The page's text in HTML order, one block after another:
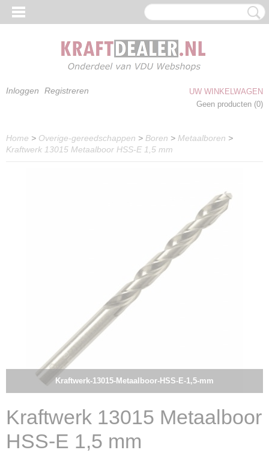
Inloggen Registreren
UW WINKELWAGEN
Geen producten (0)
Home > Overige-gereedschappen > Boren > Metaalboren >
Kraftwerk 13015 Metaalboor HSS-E 1,5 mm
Kraftwerk-13015-Metaalboor-HSS-E-1,5-mm
Kraftwerk 13015 Metaalboor
HSS-E 1,5 mm